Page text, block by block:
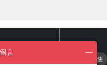
海外销售
言